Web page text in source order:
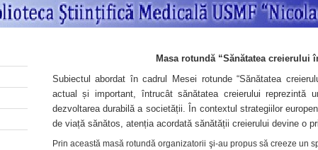
Masa rotundă “Sănătatea
Subiectul abordat în cadrul Mesei rotunde “Sănătatea
actual și important, întrucât sănătatea creierului reprezintă
dezvoltarea durabilă a societății. În contextul strategiilor
de viață sănătos, atenția acordată sănătății creierului devine o
Prin această masă rotundă organizatorii şi-au propus să creeze un